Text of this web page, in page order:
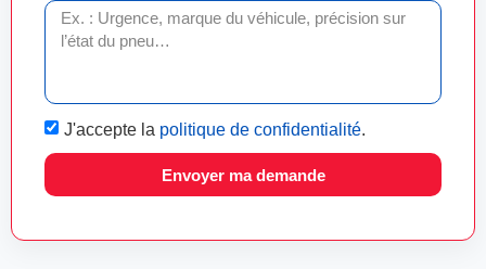
J'accepte la politique de confidentialité.
Envoyer ma demande